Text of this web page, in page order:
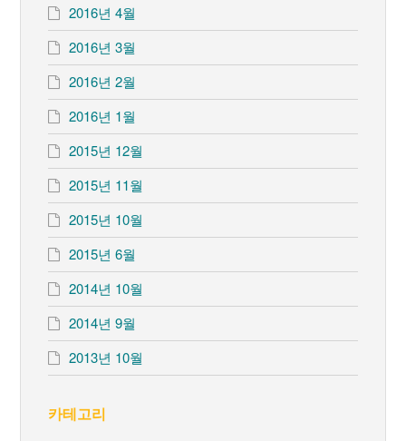
2016년 4월
2016년 3월
2016년 2월
2016년 1월
2015년 12월
2015년 11월
2015년 10월
2015년 6월
2014년 10월
2014년 9월
2013년 10월
카테고리